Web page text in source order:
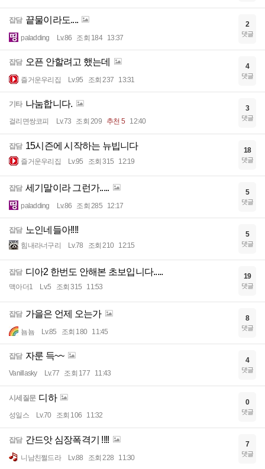
잡담 끝물이라도....
paladding Lv.86 조회 184 13:37
2
댓글
잡담 오픈 안할려고 했는데
즐거운우리집 Lv.95 조회 237 13:31
4
댓글
기타 나눔합니다.
걸리면쌍코피 Lv.73 조회 209 추천 5 12:40
3
댓글
잡담 15시즌에 시작하는 뉴빕니다
즐거운우리집 Lv.95 조회 315 12:19
18
댓글
잡담 세기말이라 그런가.....
paladding Lv.86 조회 285 12:17
5
댓글
잡담 노인네들아!!!!
힘내라너구리 Lv.78 조회 210 12:15
5
댓글
잡담 디아2 한번도 안해본 초보입니다.....
맥아더1 Lv.5 조회 315 11:53
19
댓글
잡담 가을은 언제 오는가
뇸뇸 Lv.85 조회 180 11:45
8
댓글
잡담 자룬 득~~
Vanillasky Lv.77 조회 177 11:43
4
댓글
시세질문 디하
성일스 Lv.70 조회 106 11:32
0
댓글
잡담 간드앗 심장폭격기 !!!!
니남친쩔드라 Lv.88 조회 228 11:30
7
댓글